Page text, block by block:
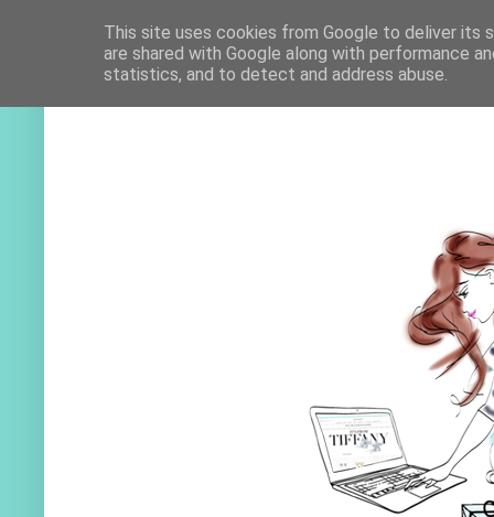
This site uses cookies from Google to deliver its
are shared with Google along with performance
statistics, and to detect and address abuse.